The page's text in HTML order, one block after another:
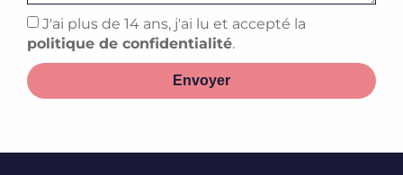
J'ai plus de 14 ans, j'ai lu et accepté la
politique de confidentialité.
Envoyer